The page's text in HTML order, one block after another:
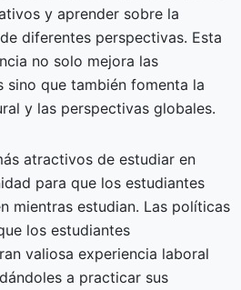
y aprender sobre la
diferentes perspectivas. Esta
no solo mejora las
sino que también fomenta la
y las perspectivas globales.
atractivos de estudiar en
para que los estudiantes
mientras estudian. Las políticas
los estudiantes
valiosa experiencia laboral
a practicar sus